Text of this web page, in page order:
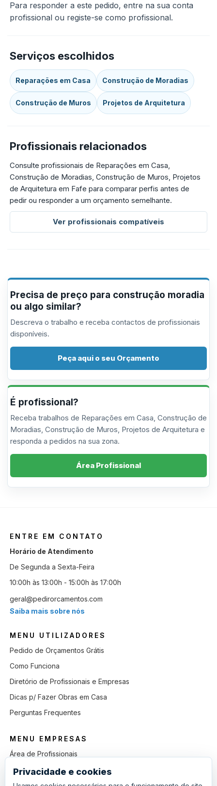
Para responder a este pedido, entre na sua conta
profissional ou registe-se como profissional.
Serviços escolhidos
Reparações em Casa Construção de Moradias
Construção de Muros Projetos de Arquitetura
Profissionais relacionados
Consulte profissionais de Reparações em Casa,
Construção de Moradias, Construção de Muros, Projetos
de Arquitetura em Fafe para comparar perfis antes de
pedir ou responder a um orçamento semelhante.
Ver profissionais compatíveis
Precisa de preço para construção moradia
ou algo similar?
Descreva o trabalho e receba contactos de profissionais
disponíveis.
Peça aqui o seu Orçamento
É profissional?
Receba trabalhos de Reparações em Casa, Construção de
Moradias, Construção de Muros, Projetos de Arquitetura e
responda a pedidos na sua zona.
Área Profissional
ENTRE EM CONTATO
Horário de Atendimento
De Segunda a Sexta-Feira
10:00h às 13:00h - 15:00h às 17:00h
geral@pedirorcamentos.com
Saiba mais sobre nós
MENU UTILIZADORES
Pedido de Orçamentos Grátis
Como Funciona
Diretório de Profissionais e Empresas
Dicas p/ Fazer Obras em Casa
Perguntas Frequentes
MENU EMPRESAS
Área de Profissionais
Como Funciona
Privacidade e cookies